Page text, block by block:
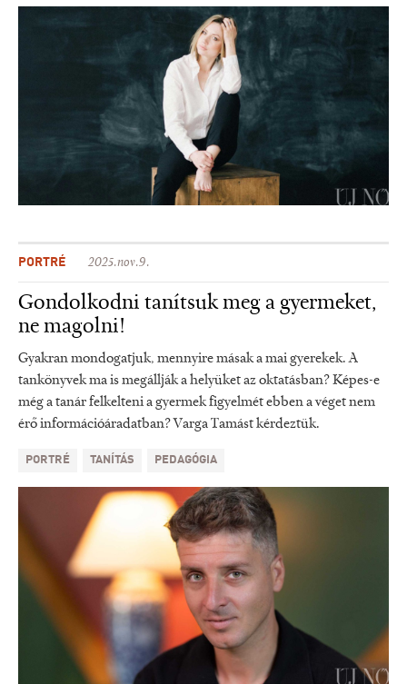
PORTRÉ 2025.nov.9.
Gondolkodni tanítsuk meg a gyermeket,
ne magolni!
Gyakran mondogatjuk, mennyire másak a mai gyerekek. A
tankönyvek ma is megállják a helyüket az oktatásban? Képes-e
még a tanár felkelteni a gyermek figyelmét ebben a véget nem
érő információáradatban? Varga Tamást kérdeztük.
PORTRÉ TANÍTÁS PEDAGÓGIA